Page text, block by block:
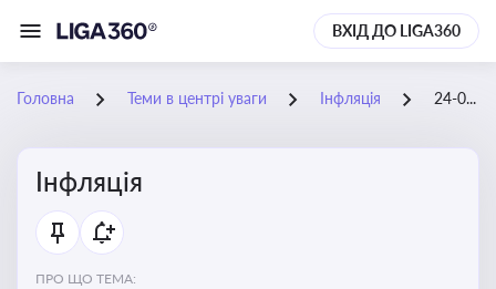
ВХІД ДО LIGA360
Головна Теми в центрі уваги Інфляція 24-09-2025
Інфляція
ПРО ЩО ТЕМА: